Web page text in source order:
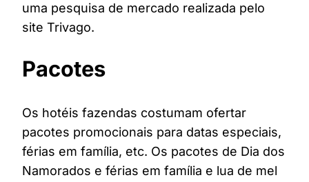
uma pesquisa de mercado realizada pelo
site Trivago.
Pacotes
Os hotéis fazendas costumam ofertar
pacotes promocionais para datas especiais,
férias em família, etc. Os pacotes de Dia dos
Namorados e férias em família e lua de mel